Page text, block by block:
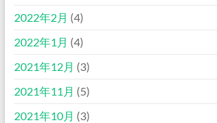
2022年2月 (4)
2022年1月 (4)
2021年12月 (3)
2021年11月 (5)
2021年10月 (3)